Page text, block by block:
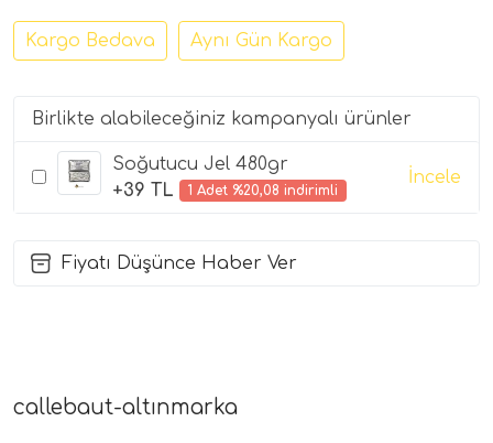
Kargo Bedava Aynı Gün Kargo
Birlikte alabileceğiniz kampanyalı ürünler
Soğutucu Jel 480gr
+39 TL
1 Adet %20,08 indirimli
İncele
Fiyatı Düşünce Haber Ver
callebaut-altınmarka